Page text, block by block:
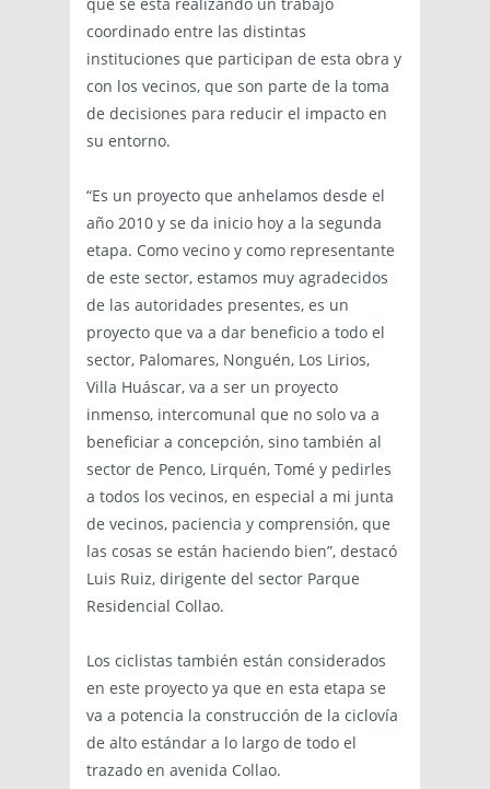
coordinado entre las distintas
instituciones que participan de esta obra y
con los vecinos, que son parte de la toma
de decisiones para reducir el impacto en
su entorno.
“Es un proyecto que anhelamos desde el
año 2010 y se da inicio hoy a la segunda
etapa. Como vecino y como representante
de este sector, estamos muy agradecidos
de las autoridades presentes, es un
proyecto que va a dar beneficio a todo el
sector, Palomares, Nonguén, Los Lirios,
Villa Huáscar, va a ser un proyecto
inmenso, intercomunal que no solo va a
beneficiar a concepción, sino también al
sector de Penco, Lirquén, Tomé y pedirles
a todos los vecinos, en especial a mi junta
de vecinos, paciencia y comprensión, que
las cosas se están haciendo bien”, destacó
Luis Ruiz, dirigente del sector Parque
Residencial Collao.
Los ciclistas también están considerados
en este proyecto ya que en esta etapa se
va a potencia la construcción de la ciclovía
de alto estándar a lo largo de todo el
trazado en avenida Collao.